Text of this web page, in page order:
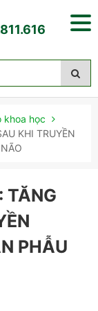
khoa học
KHI TRUYỀN
TĂNG
PHẪU